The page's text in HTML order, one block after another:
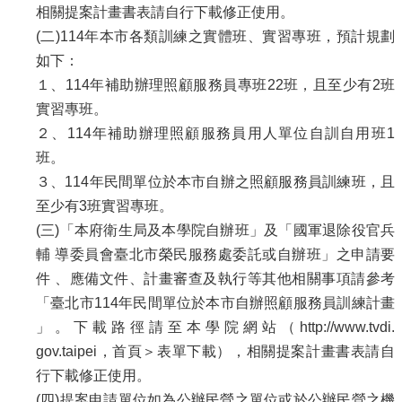
相關提案計畫書表請自行下載修正使用。
(二)114年本市各類訓練之實體班、實習專班，預計規劃
如下：
１、114年補助辦理照顧服務員專班22班，且至少有2班
實習專班。
２、114年補助辦理照顧服務員用人單位自訓自用班1
班。
３、114年民間單位於本市自辦之照顧服務員訓練班，且
至少有3班實習專班。
(三)「本府衛生局及本學院自辦班」及「國軍退除役官兵
輔 導委員會臺北市榮民服務處委託或自辦班」之申請要
件 、應備文件、計畫審查及執行等其他相關事項請參考
「臺北市114年民間單位於本市自辦照顧服務員訓練計畫
」。下載路徑請至本學院網站（http://www.tvdi.
gov.taipei，首頁＞表單下載），相關提案計畫書表請自
行下載修正使用。